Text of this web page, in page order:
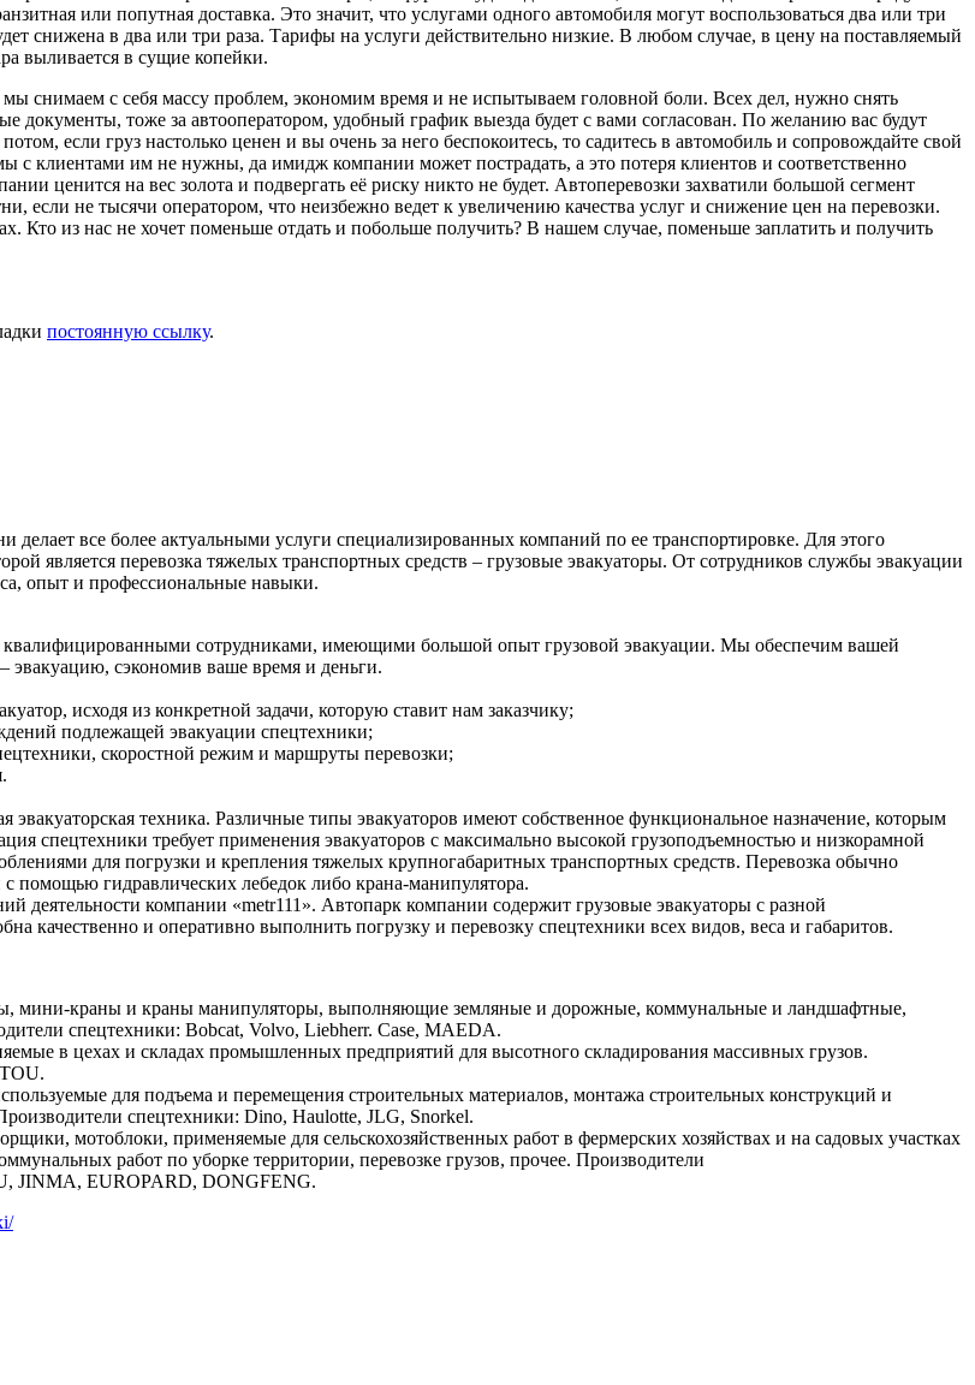
или попутная доставка. Это значит, что услугами одного автомобиля могут воспользоваться два или три
снижена в два или три раза. Тарифы на услуги действительно низкие. В любом случае, в цену на поставляемый
выливается в сущие копейки.
мы снимаем с себя массу проблем, экономим время и не испытываем головной боли. Всех дел, нужно снять
документы, тоже за автооператором, удобный график выезда будет с вами согласован. По желанию вас будут
если груз настолько ценен и вы очень за него беспокоитесь, то садитесь в автомобиль и сопровождайте свой
с клиентами им не нужны, да имидж компании может пострадать, а это потеря клиентов и соответственно
ценится на вес золота и подвергать её риску никто не будет. Автоперевозки захватили большой сегмент
если не тысячи оператором, что неизбежно ведет к увеличению качества услуг и снижение цен на перевозки.
Кто из нас не хочет поменьше отдать и побольше получить? В нашем случае, поменьше заплатить и получить
постоянную ссылку.
все более актуальными услуги специализированных компаний по ее транспортировке. Для этого
является перевозка тяжелых транспортных средств – грузовые эвакуаторы. От сотрудников службы эвакуации
опыт и профессиональные навыки.
квалифицированными сотрудниками, имеющими большой опыт грузовой эвакуации. Мы обеспечим вашей
эвакуацию, сэкономив ваше время и деньги.
исходя из конкретной задачи, которую ставит нам заказчику;
подлежащей эвакуации спецтехники;
скоростной режим и маршруты перевозки;
эвакуаторская техника. Различные типы эвакуаторов имеют собственное функциональное назначение, которым
спецтехники требует применения эвакуаторов с максимально высокой грузоподъемностью и низкорамной
для погрузки и крепления тяжелых крупногабаритных транспортных средств. Перевозка обычно
помощью гидравлических лебедок либо крана-манипулятора.
деятельности компании «metr111». Автопарк компании содержит грузовые эвакуаторы с разной
качественно и оперативно выполнить погрузку и перевозку спецтехники всех видов, веса и габаритов.
мини-краны и краны манипуляторы, выполняющие земляные и дорожные, коммунальные и ландшафтные,
спецтехники: Bobcat, Volvo, Liebherr. Case, MAEDA.
в цехах и складах промышленных предприятий для высотного складирования массивных грузов.
для подъема и перемещения строительных материалов, монтажа строительных конструкций и
спецтехники: Dino, Haulotte, JLG, Snorkel.
мотоблоки, применяемые для сельскохозяйственных работ в фермерских хозяйствах и на садовых участках
работ по уборке территории, перевозке грузов, прочее. Производители
JINMA, EUROPARD, DONGFENG.